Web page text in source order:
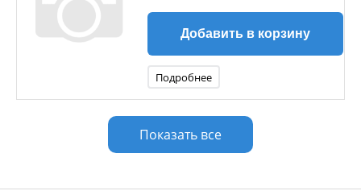
Добавить в корзину
Подробнее
Показать все